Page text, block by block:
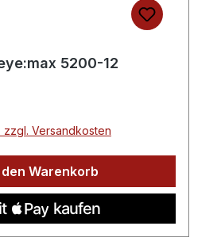
5200-12
zzgl. Versandkosten
den Warenkorb